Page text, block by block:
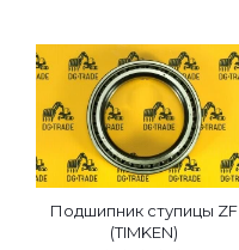
Подшипник ступицы ZF
(TIMKEN)